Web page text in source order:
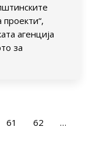
агенција
за
61 62
…